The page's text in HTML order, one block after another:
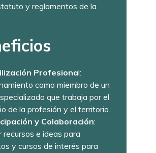
y reglamentos de la
Profesional:
como miembro de un
que trabaja por el
de la profesión y el territorio.
y Colaboración:
e ideas para
y cursos de interés para